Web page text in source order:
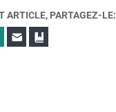
ARTICLE, PARTAGEZ-LE:
WhatsApp
E-mail